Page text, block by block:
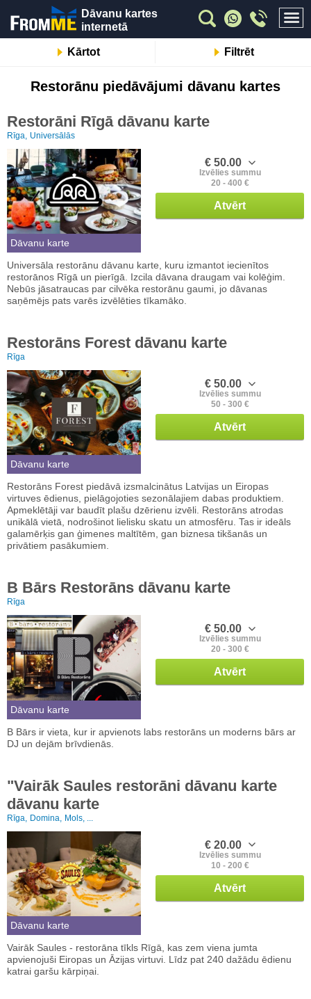
Dāvanu kartes
internetā
Kārtot Filtrēt
Restorānu piedāvājumi dāvanu kartes
Restorāni Rīgā dāvanu karte
Rīga, Universālās
Dāvanu karte
€ 50.00
Izvēlies summu
20 - 400 €
Atvērt
Universāla restorānu dāvanu karte, kuru izmantot iecienītos
restorānos Rīgā un pierīgā. Izcila dāvana draugam vai kolēģim.
Nebūs jāsatraucas par cilvēka restorānu gaumi, jo dāvanas
saņēmējs pats varēs izvēlēties tīkamāko.
Restorāns Forest dāvanu karte
Rīga
Dāvanu karte
€ 50.00
Izvēlies summu
50 - 300 €
Atvērt
Restorāns Forest piedāvā izsmalcinātus Latvijas un Eiropas
virtuves ēdienus, pielāgojoties sezonālajiem dabas produktiem.
Apmeklētāji var baudīt plašu dzērienu izvēli. Restorāns atrodas
unikālā vietā, nodrošinot lielisku skatu un atmosfēru. Tas ir ideāls
galamērķis gan ģimenes maltītēm, gan biznesa tikšanās un
privātiem pasākumiem.
B Bārs Restorāns dāvanu karte
Rīga
Dāvanu karte
€ 50.00
Izvēlies summu
20 - 300 €
Atvērt
B Bārs ir vieta, kur ir apvienots labs restorāns un moderns bārs ar
DJ un dejām brīvdienās.
"Vairāk Saules restorāni dāvanu karte
dāvanu karte
Rīga, Domina, Mols, ...
Dāvanu karte
€ 20.00
Izvēlies summu
10 - 200 €
Atvērt
Vairāk Saules - restorāna tīkls Rīgā, kas zem viena jumta
apvienojuši Eiropas un Āzijas virtuvi. Līdz pat 240 dažādu ēdienu
katrai garšu kārpiņai.